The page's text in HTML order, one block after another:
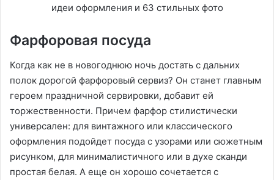
Фарфоровая посуда
Когда как не в новогоднюю ночь достать с дальних
полок дорогой фарфоровый сервиз? Он станет главным
героем праздничной сервировки, добавит ей
торжественности. Причем фарфор стилистически
универсален: для винтажного или классического
оформления подойдет посуда с узорами или сюжетным
рисунком, для минималистичного или в духе сканди
простая белая. А еще он хорошо сочетается с